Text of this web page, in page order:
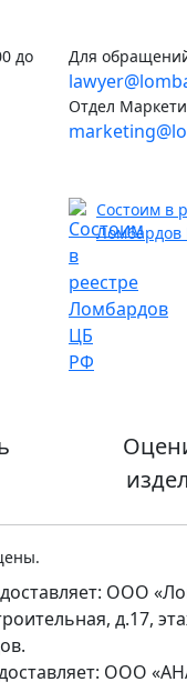
до
Для
Отдел
Состоим в
ООО
д.17,
ООО